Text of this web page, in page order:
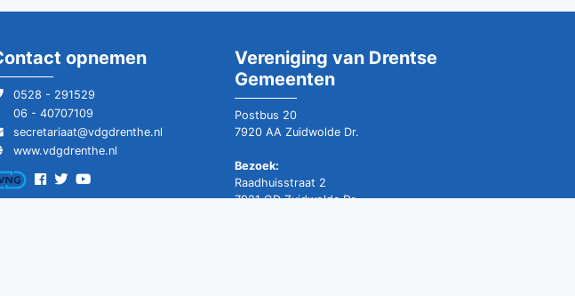
opnemen
0528 - 291529
06 - 40707109
secretariaat@vdgdrenthe.nl
www.vdgdrenthe.nl
Vereniging van Drentse
Gemeenten
Postbus 20
7920 AA Zuidwolde Dr.
Bezoek:
Raadhuisstraat 2
7921 GD Zuidwolde Dr.